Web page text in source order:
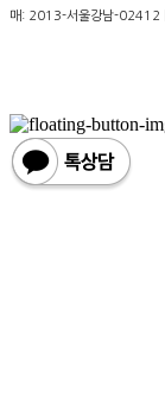
매: 2013-서울강남-02412